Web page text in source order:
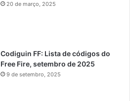
20 de março, 2025
Codiguin FF: Lista de códigos do
Free Fire, setembro de 2025
9 de setembro, 2025